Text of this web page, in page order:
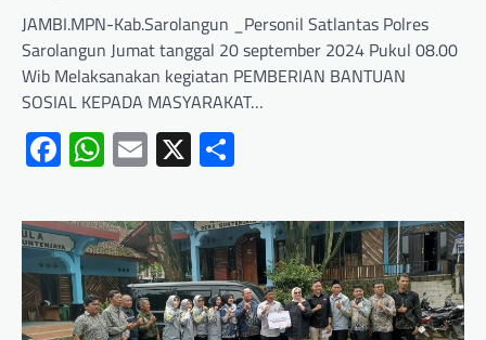
JAMBI.MPN-Kab.Sarolangun _Personil Satlantas Polres
Sarolangun Jumat tanggal 20 september 2024 Pukul 08.00
Wib Melaksanakan kegiatan PEMBERIAN BANTUAN
SOSIAL KEPADA MASYARAKAT…
Facebook
WhatsApp
Email
X